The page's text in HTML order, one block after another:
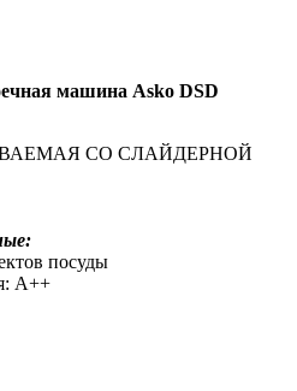
машина Asko DSD
СО СЛАЙДЕРНОЙ
посуды
A++